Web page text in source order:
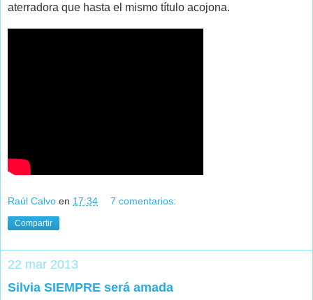
aterradora que hasta el mismo título acojona.
Raúl Calvo en 17:34 7 comentarios:
Compartir
22 mar 2013
Silvia SIEMPRE será amada